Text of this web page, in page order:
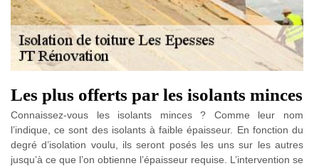
Les plus offerts par les isolants minces
Connaissez-vous les isolants minces ? Comme leur nom
l’indique, ce sont des isolants à faible épaisseur. En fonction du
degré d’isolation voulu, ils seront posés les uns sur les autres
jusqu’à ce que l’on obtienne l’épaisseur requise. L’intervention se